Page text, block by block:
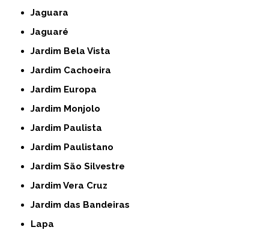
Jaguara
Jaguaré
Jardim Bela Vista
Jardim Cachoeira
Jardim Europa
Jardim Monjolo
Jardim Paulista
Jardim Paulistano
Jardim São Silvestre
Jardim Vera Cruz
Jardim das Bandeiras
Lapa